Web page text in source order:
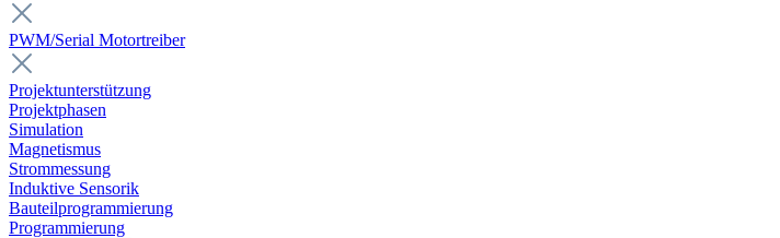
PWM/Serial Motortreiber
Projektunterstützung
Projektphasen
Simulation
Magnetismus
Strommessung
Induktive Sensorik
Bauteilprogrammierung
Programmierung